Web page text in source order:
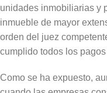
unidades inmobiliarias y
inmueble de mayor
orden del juez
cumplido todos los
Como se ha expuesto,